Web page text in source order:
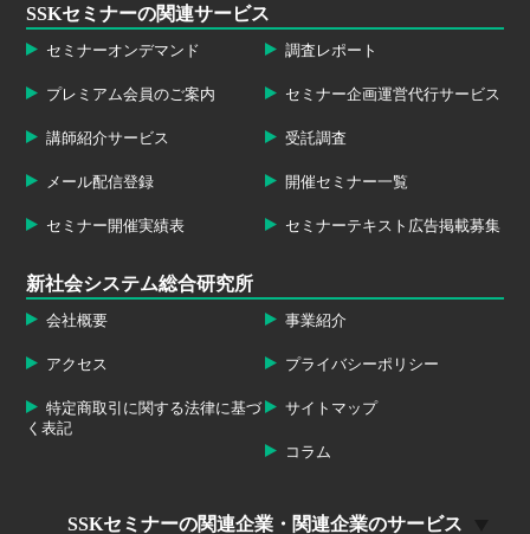
SSKセミナーの関連サービス
セミナーオンデマンド 調査レポート
プレミアム会員のご案内 セミナー企画運営代行サービス
講師紹介サービス 受託調査
メール配信登録 開催セミナー一覧
セミナー開催実績表 セミナーテキスト広告掲載募集
新社会システム総合研究所
会社概要 事業紹介
アクセス プライバシーポリシー
特定商取引に関する法律に基づ
く表記
サイトマップ
コラム
SSKセミナーの関連企業・関連企業のサービス